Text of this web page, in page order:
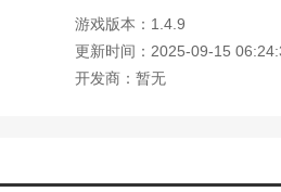
恐惧，你才能继续推动进步。
在发生危险时迅速解决。
许多惊喜。
游戏版本：1.4.9
更新时间：2025-09-15
开发商：暂无